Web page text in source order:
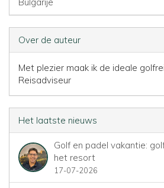
Over de auteur
Met plezier maak ik de ideale
Reisadviseur
Het laatste nieuws
Golf en padel vakantie:
het resort
17-07-2026